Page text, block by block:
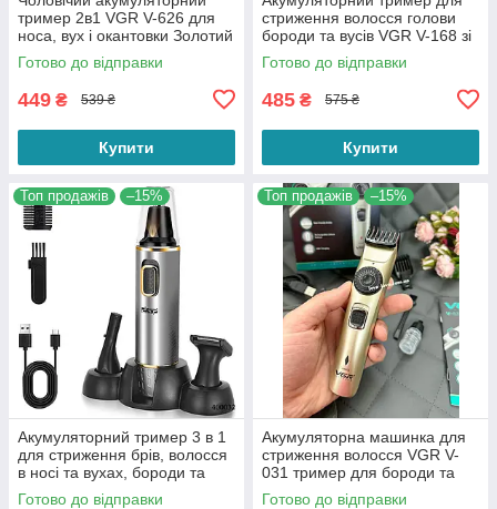
тример 2в1 VGR V-626 для
носа, вух і окантовки Золотий
Готово до відправки
449 ₴ 539 ₴
Купити
стриження волосся голови
бороди та вусів VGR V-168 зі
змінними насадками
Готово до відправки
485 ₴ 575 ₴
Купити
Топ продажів –15%
Акумуляторний тример 3 в 1
для стриження брів, волосся
в носі та вухах, бороди та
вусів DSP 40032
Готово до відправки
Топ продажів –15%
Акумуляторна машинка для
стриження волосся VGR V-
031 тример для бороди та
вусів із 2 змінними насадками
Готово до відправки